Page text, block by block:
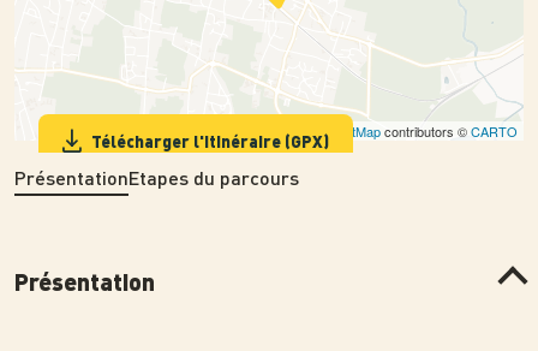
Leaflet | ©OpenStreetMapcontributors ©CARTO
Télécharger l'itinéraire (GPX)
PrésentationEtapes du parcours
Présentation